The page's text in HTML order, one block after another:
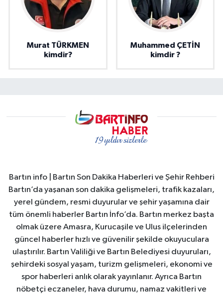
Murat TÜRKMEN
kimdir?
Muhammed ÇETİN
kimdir ?
Bartın info | Bartın Son Dakika Haberleri ve Şehir Rehberi
Bartın’da yaşanan son dakika gelişmeleri, trafik kazaları,
yerel gündem, resmi duyurular ve şehir yaşamına dair
tüm önemli haberler Bartın İnfo’da. Bartın merkez başta
olmak üzere Amasra, Kurucaşile ve Ulus ilçelerinden
güncel haberler hızlı ve güvenilir şekilde okuyuculara
ulaştırılır. Bartın Valiliği ve Bartın Belediyesi duyuruları,
şehirdeki sosyal yaşam, turizm gelişmeleri, ekonomi ve
spor haberleri anlık olarak yayınlanır. Ayrıca Bartın
nöbetçi eczaneler, hava durumu, namaz vakitleri ve